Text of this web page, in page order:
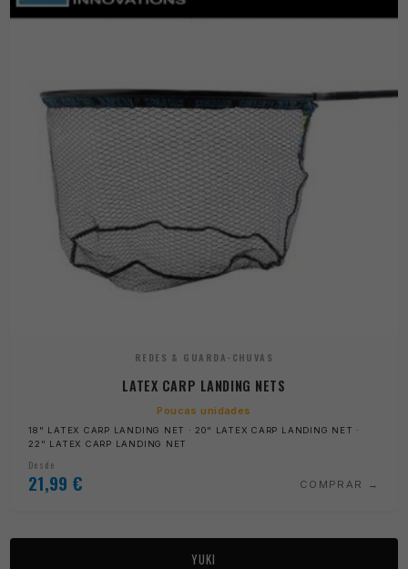
REDES & GUARDA-CHUVAS
LATEX CARP LANDING NETS
Poucas unidades
18" LATEX CARP LANDING NET · 20" LATEX CARP LANDING NET ·
22" LATEX CARP LANDING NET
Desde
21,99 € COMPRAR
YUKI